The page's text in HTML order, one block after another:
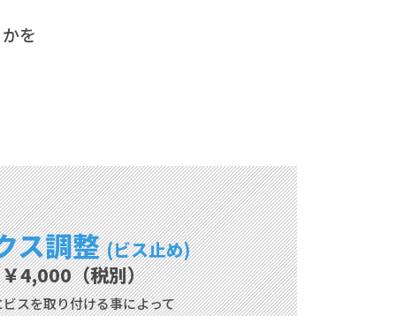
を
ス調整(ビス止め)
4,000（税別）
スを取り付ける事によって